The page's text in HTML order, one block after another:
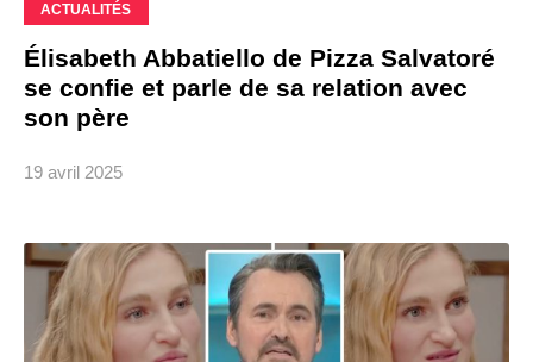
ACTUALITÉS
Élisabeth Abbatiello de Pizza Salvatoré
se confie et parle de sa relation avec
son père
19 avril 2025